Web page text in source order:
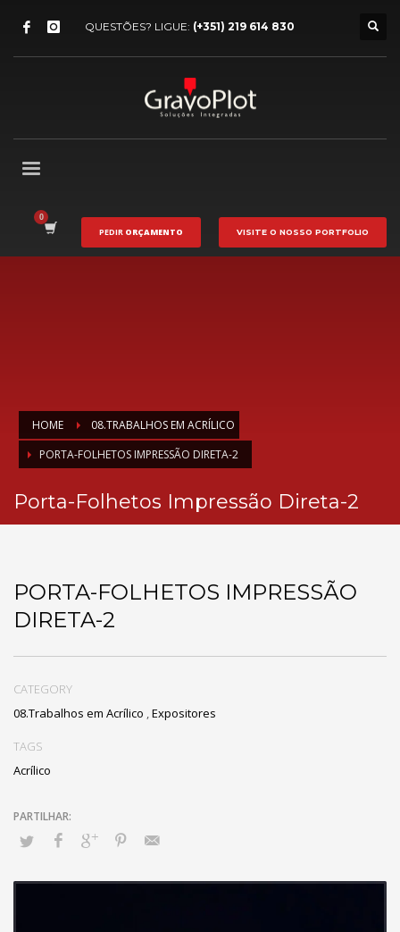
QUESTÕES? LIGUE: (+351) 219 614 830
PEDIR ORÇAMENTO VISITE O NOSSO PORTFOLIO
HOME
08.TRABALHOS EM ACRÍLICO
PORTA-FOLHETOS IMPRESSÃO DIRETA-2
Porta-Folhetos Impressão Direta-2
PORTA-FOLHETOS IMPRESSÃO
DIRETA-2
CATEGORY
08.Trabalhos em Acrílico ,Expositores
TAGS
Acrílico